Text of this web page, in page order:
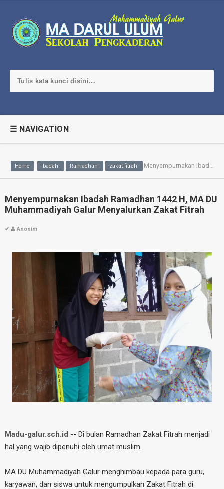
☰ NAVIGATION
Home ibadah Ramadhan zakat fitrah Menyempurnakan Ibadah Ramadhan 1442 H, MA DU Muhammadiyah Galur Menyalurkan Zakat Fitrah
Menyempurnakan Ibadah Ramadhan 1442 H, MA DU
Muhammadiyah Galur Menyalurkan Zakat Fitrah
✔ Anonim
Madu-galur.sch.id -- Di bulan Ramadhan Zakat Fitrah menjadi
hal yang wajib dipenuhi oleh umat muslim.
MA DU Muhammadiyah Galur menghimbau kepada para guru,
karyawan, dan siswa untuk mengumpulkan Zakat Fitrah di